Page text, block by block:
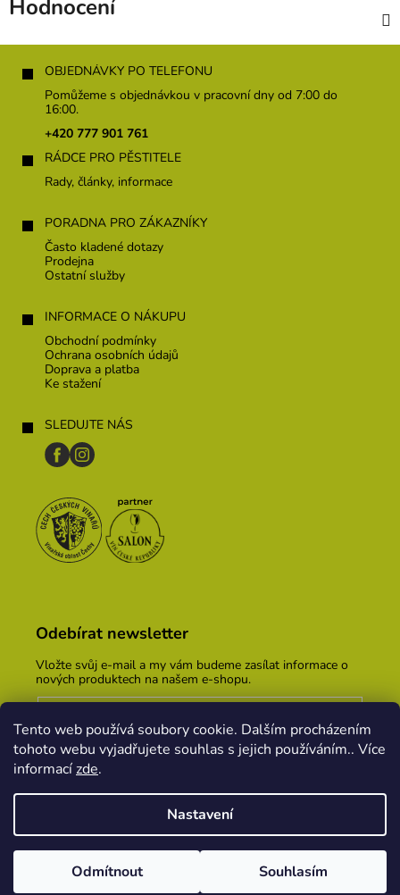
Tento web používá soubory cookie. Dalším procházením
tohoto webu vyjadřujete souhlas s jejich používáním.. Více
informacízde.
Nastavení
Odmítnout Souhlasím
Hodnocení
Z
OBJEDNÁVKY PO TELEFONU
Pomůžeme s objednávkou v pracovní dny od 7:00 do
16:00.
+420 777 901 761
RÁDCE PRO PĚSTITELE
Rady, články, informace
PORADNA PRO ZÁKAZNÍKY
Často kladené dotazy
Prodejna
Ostatní služby
INFORMACE O NÁKUPU
Obchodní podmínky
Ochrana osobních údajů
Doprava a platba
Ke stažení
SLEDUJTE NÁS
Odebírat newsletter
Vložte svůj e-mail a my vám budeme zasílat informace o
nových produktech na našem e-shopu.
Vložením e-mailu souhlasíte spodmínkami ochrany
osobních údajů
PŘIHLÁSIT SE
Vytvořil Shoptet
PekneWeby